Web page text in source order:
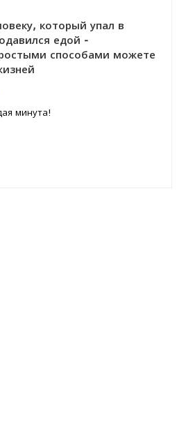
который упал в
едой -
способами можете
минута!